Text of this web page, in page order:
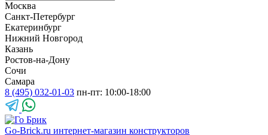
Москва
Санкт-Петербург
Екатеринбург
Нижний Новгород
Казань
Ростов-на-Дону
Сочи
Самара
8 (495) 032-01-03 пн-пт: 10:00-18:00
Go-Brick.ru интернет-магазин конструкторов